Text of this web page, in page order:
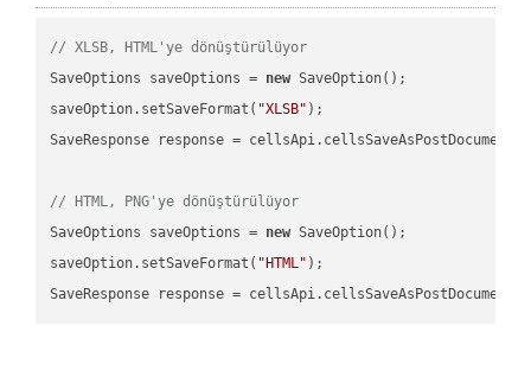
// XLSB, HTML'ye dönüştürülüyor
SaveOptions saveOptions = new SaveOption();
saveOption.setSaveFormat( "XLSB" );
SaveResponse response =
// HTML, PNG'ye dönüştürülüyor
SaveOptions saveOptions = new SaveOption();
saveOption.setSaveFormat( "HTML" );
SaveResponse response =